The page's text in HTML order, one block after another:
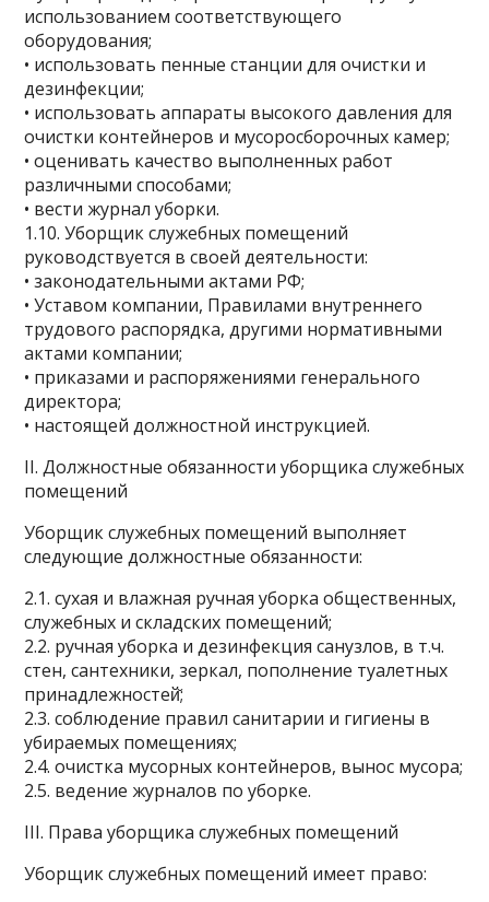
использованием соответствующего
оборудования;
• использовать пенные станции для очистки и
дезинфекции;
• использовать аппараты высокого давления для
очистки контейнеров и мусоросборочных камер;
• оценивать качество выполненных работ
различными способами;
• вести журнал уборки.
1.10. Уборщик служебных помещений
руководствуется в своей деятельности:
• законодательными актами РФ;
• Уставом компании, Правилами внутреннего
трудового распорядка, другими нормативными
актами компании;
• приказами и распоряжениями генерального
директора;
• настоящей должностной инструкцией.
II. Должностные обязанности уборщика служебных
помещений
Уборщик служебных помещений выполняет
следующие должностные обязанности:
2.1. сухая и влажная ручная уборка общественных,
служебных и складских помещений;
2.2. ручная уборка и дезинфекция санузлов, в т.ч.
стен, сантехники, зеркал, пополнение туалетных
принадлежностей̆;
2.3. соблюдение правил санитарии и гигиены в
убираемых помещениях;
2.4. очистка мусорных контейнеров, вынос мусора;
2.5. ведение журналов по уборке.
III. Права уборщика служебных помещений
Уборщик служебных помещений имеет право: